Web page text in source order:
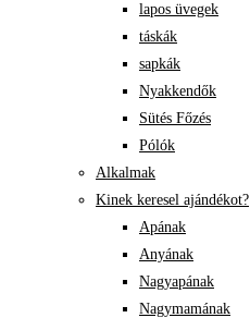
lapos üvegek
táskák
sapkák
Nyakkendők
Sütés Főzés
Pólók
Alkalmak
Kinek keresel ajándékot?
Apának
Anyának
Nagyapának
Nagymamának